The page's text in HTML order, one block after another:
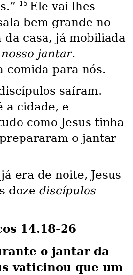
15 Ele vai lhes
bem grande no
da casa, já mobiliada
jantar.
comida para nós.
saíram.
a cidade, e
como Jesus tinha
o jantar
era de noite, Jesus
doze discípulos
14.18-26
o jantar da
vaticinou que um